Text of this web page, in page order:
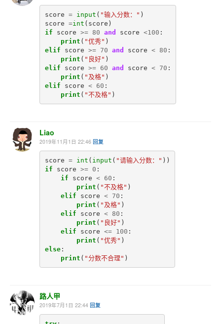
score = input ( "输入分数：" )
score =int ( score )
if
score >= 80 and score <100 :
print ( "优秀" )
elif
score >= 70 and score < 80 :
print ( "良好" )
elif
score >= 60 and score < 70 :
print ( "及格" )
elif
score < 60 :
print ( "不及格" )
Liao
2019年11月1日 22:46 回复
score = int ( input ( "请输入分数：" ))
if
score >= 0 :
if
score < 60 :
print ( "不及格" )
elif
score < 70 :
print ( "及格" )
elif
score < 80 :
print ( "良好" )
elif
score <= 100 :
print ( "优秀" )
else:
print ( "分数不合理" )
路人甲
2019年7月1日 22:44 回复